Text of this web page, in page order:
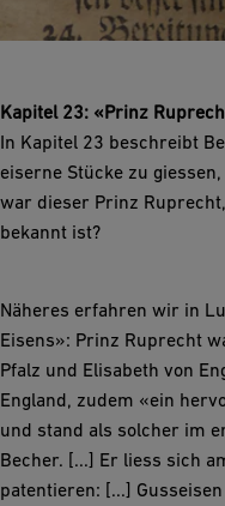
Kapitel 23: «Prinz
In Kapitel 23 beschreibt
eiserne Stücke zu
war dieser Prinz
bekannt ist?
Näheres erfahren wir in
Eisens»: Prinz Ruprecht
Pfalz und Elisabeth von
England, zudem «ein
und stand als solcher im
Becher. [...] Er liess sich
patentieren: [...]